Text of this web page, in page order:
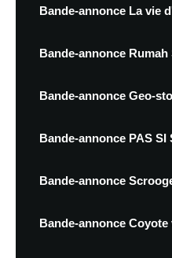
Bande-annonce La vie
Bande-annonce Rumah
Bande-annonce Geo-
Bande-annonce PAS SI
Bande-annonce
Bande-annonce Coyote